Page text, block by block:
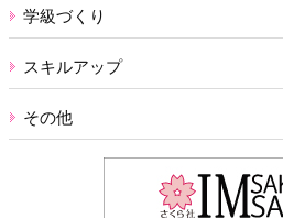
学級づくり
スキルアップ
その他